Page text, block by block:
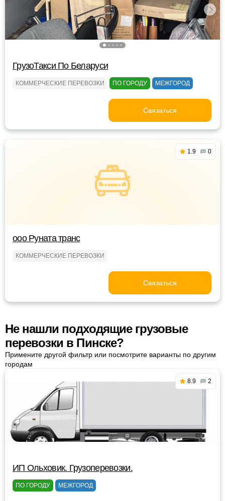
ГрузоТакси По Беларуси
КОММЕРЧЕСКИЕ ПЕРЕВОЗКИ ПО ГОРОДУ МЕЖГОРОД
Связаться
1.9 0
ооо Руната транс
КОММЕРЧЕСКИЕ ПЕРЕВОЗКИ
Связаться
Не нашли подходящие грузовые
перевозки в Пинске?
Примените другой фильтр или посмотрите варианты по другим
городам
8.9 2
ИП Ольховик. Грузоперевозки.
ПО ГОРОДУ МЕЖГОРОД